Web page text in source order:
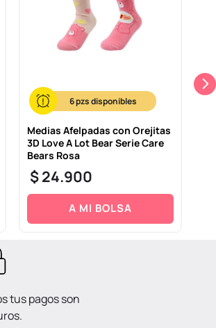
6
Medias Afelpadas con Orejitas
3D Love A Lot Bear Serie Care
Bears Rosa
$24.900
A MI BOLSA
tus pagos son